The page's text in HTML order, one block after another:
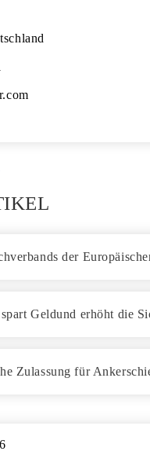
der
Geldund erhöht die
Zulassung für